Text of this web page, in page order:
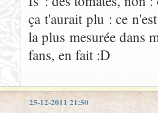
ça t'aurait plu : ce
la plus mesurée dans
fans, en fait :D
25-12-2011 21:50